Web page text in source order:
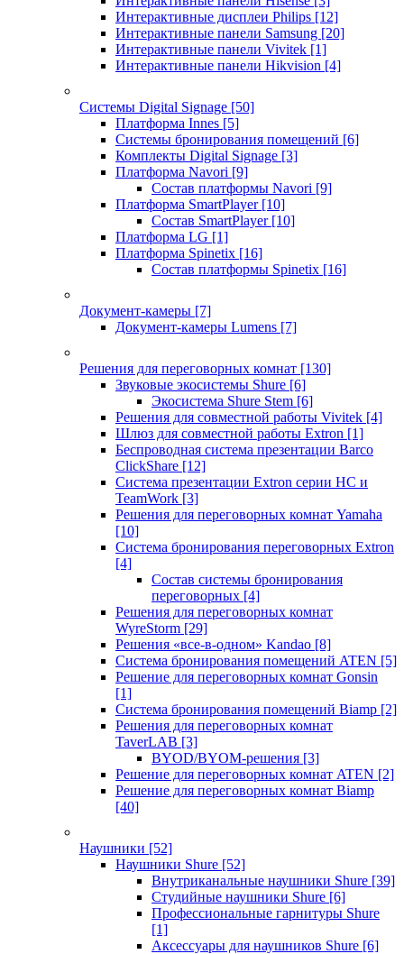
Интерактивные дисплеи Philips [12]
Интерактивные панели Samsung [20]
Интерактивные панели Vivitek [1]
Интерактивные панели Hikvision [4]
Системы Digital Signage [50]
Платформа Innes [5]
Системы бронирования помещений [6]
Комплекты Digital Signage [3]
Платформа Navori [9]
Состав платформы Navori [9]
Платформа SmartPlayer [10]
Состав SmartPlayer [10]
Платформа LG [1]
Платформа Spinetix [16]
Состав платформы Spinetix [16]
Документ-камеры [7]
Документ-камеры Lumens [7]
Решения для переговорных комнат [130]
Звуковые экосистемы Shure [6]
Экосистема Shure Stem [6]
Решения для совместной работы Vivitek [4]
Шлюз для совместной работы Extron [1]
Беспроводная система презентации Barco
ClickShare [12]
Система презентации Extron серии HC и
TeamWork [3]
Решения для переговорных комнат Yamaha
[10]
Система бронирования переговорных Extron
[4]
Состав системы бронирования
переговорных [4]
Решения для переговорных комнат
WyreStorm [29]
Решения «все-в-одном» Kandao [8]
Система бронирования помещений ATEN [5]
Решение для переговорных комнат Gonsin
[1]
Система бронирования помещений Biamp [2]
Решения для переговорных комнат
TaverLAB [3]
BYOD/BYOM-решения [3]
Решение для переговорных комнат ATEN [2]
Решение для переговорных комнат Biamp
[40]
Наушники [52]
Наушники Shure [52]
Внутриканальные наушники Shure [39]
Студийные наушники Shure [6]
Профессиональные гарнитуры Shure
[1]
Аксессуары для наушников Shure [6]